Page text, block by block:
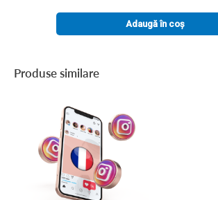
Adaugă în coș
Produse similare